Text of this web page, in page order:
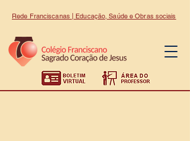
Rede Franciscanas | Educação, Saúde e Obras sociais